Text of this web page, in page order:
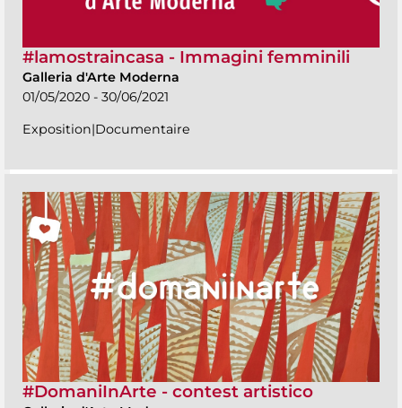
#lamostraincasa - Immagini femminili
Galleria d'Arte Moderna
01/05/2020 - 30/06/2021
Exposition|Documentaire
#DomaniInArte - contest artistico